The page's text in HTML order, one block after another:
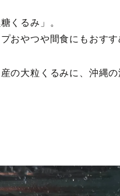
くるみ」。
おやつや間食にもおすす
の大粒くるみに、沖縄